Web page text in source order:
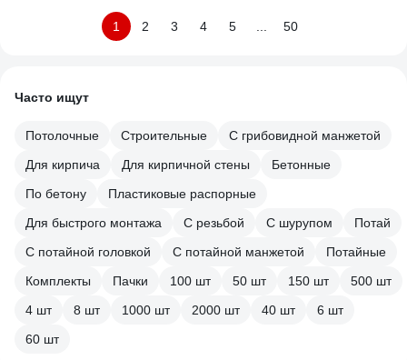
1 2 3 4 5 50
Часто ищут
Потолочные Строительные
С грибовидной манжетой
Для кирпича
Для кирпичной стены
Бетонные
По бетону
Пластиковые распорные
Для быстрого монтажа
С резьбой С шурупом
Потай
С потайной головкой
С потайной манжетой
Потайные
Комплекты
Пачки 100 шт 50 шт 150 шт
500 шт
4 шт
8 шт 1000 шт 2000 шт 40 шт
6 шт
60 шт